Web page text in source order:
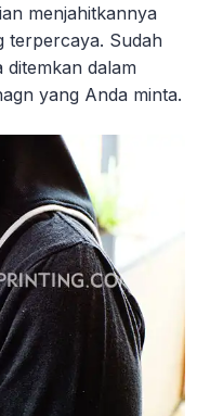
menjahitkannya
terpercaya. Sudah
ditemkan dalam
yang Anda minta.